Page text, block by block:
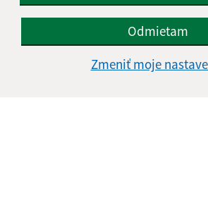
Odmietam
Zmeniť moje